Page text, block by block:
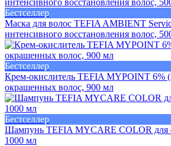
Бестселлер
Маска для волос TEFIA AMBIENT
интенсивного восстановления волос,
Бестселлер
Крем-окислитель TEFIA MYPOINT 6%
окрашенных волос, 900 мл
Бестселлер
Шампунь TEFIA MYCARE COLOR для
1000 мл